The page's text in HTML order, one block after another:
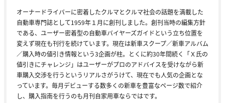
オーナードライバーに密着したクルマとクルマ社会の話題を満載した
自動車専門誌として1959年１月に創刊しました。創刊当時の編集方針
である、ユーザー密着型の自動車バイヤーズガイドという立ち位置を
変えず現在も刊行を続けています。現在は新車スクープ／新車アルバム
／購入時の値引き情報という3企画が柱。とくに約30年間続く「Ｘ氏の
値引きにチャレンジ」はユーザーがプロのアドバイスを受けながら新
車購入交渉を行うというリアルさがうけて、現在でも人気の企画とな
っています。毎月デビューする数多くの新車を豊富なページ数で紹介
し、購入指南を行うのも月刊自家用車ならではです。